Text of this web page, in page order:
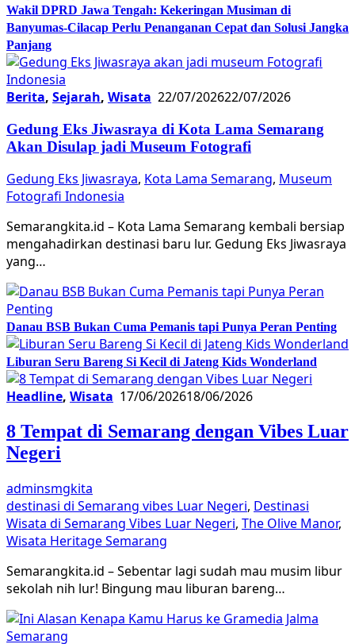
Wakil DPRD Jawa Tengah: Kekeringan Musiman di
Banyumas-Cilacap Perlu Penanganan Cepat dan Solusi Jangka
Panjang
Berita, Sejarah, Wisata 22/07/202622/07/2026
Gedung Eks Jiwasraya di Kota Lama Semarang
Akan Disulap jadi Museum Fotografi
Gedung Eks Jiwasraya, Kota Lama Semarang, Museum
Fotografi Indonesia
Semarangkita.id – Kota Lama Semarang kembali bersiap
mengahadirkan destinasi baru lur. Gedung Eks Jiwasraya
yang…
Danau BSB Bukan Cuma Pemanis tapi Punya Peran Penting
Liburan Seru Bareng Si Kecil di Jateng Kids Wonderland
Headline, Wisata 17/06/202618/06/2026
8 Tempat di Semarang dengan Vibes Luar
Negeri
adminsmgkita
destinasi di Semarang vibes Luar Negeri, Destinasi
Wisata di Semarang Vibes Luar Negeri, The Olive Manor,
Wisata Heritage Semarang
Semarangkita.id – Sebentar lagi sudah mau musim libur
sekolah nih lur! Bingung mau liburan bareng…